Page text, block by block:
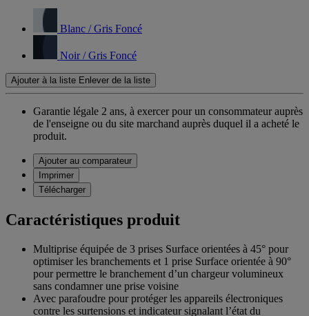
Blanc / Gris Foncé
Noir / Gris Foncé
Ajouter à la liste Enlever de la liste
Garantie légale 2 ans, à exercer pour un consommateur auprès
de l'enseigne ou du site marchand auprès duquel il a acheté le
produit.
Ajouter au comparateur
Imprimer
Télécharger
Caractéristiques produit
Multiprise équipée de 3 prises Surface orientées à 45° pour
optimiser les branchements et 1 prise Surface orientée à 90°
pour permettre le branchement d’un chargeur volumineux
sans condamner une prise voisine
Avec parafoudre pour protéger les appareils électroniques
contre les surtensions et indicateur signalant l’état du